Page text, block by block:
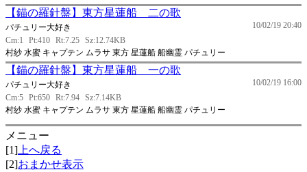
【錨の羅針盤】東方星蓮船 二の歌
10/02/19 20:40
パチュリー大好き
Cm:1
Pt:410 Rt:7.25 Sz:12.74KB
村紗 水蜜 キャプテン ムラサ 東方 星蓮船 船幽霊 パチュリー
【錨の羅針盤】東方星蓮船 一の歌
10/02/19 16:00
パチュリー大好き
Cm:5 Pt:650 Rt:7.94 Sz:7.14KB
村紗 水蜜 キャプテン ムラサ 東方 星蓮船 船幽霊 パチュリー
メニュー
[1] 上へ戻る
[2]おまかせ表示